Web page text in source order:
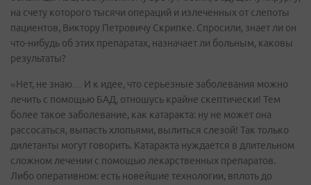
на счету которого тысячи операций и излеченных от слепоты
пациентов, Виктору Петровичу Скрипке. Спросили, знает ли он
что-нибудь об этих препаратах, назначает ли больным, каковы
результаты?
«Нет, не знаю… И к идее, что серьезные заболевания можно
лечить с помощью БАД, отношусь крайне скептически! Тем
более такое заболевание, как катаракта: ну не может она
рассосаться, выпасть хлопьями, вылиться слезой! Так только
дилетанты могут говорить. Катаракта нуждается в длительном
сложном лечении с помощью лекарственных препаратов.
Либо оперативном: есть новейшие технологии, вплоть до